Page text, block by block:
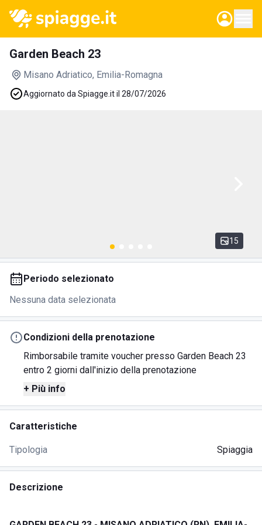
Garden Beach 23
Misano Adriatico, Emilia-Romagna
Aggiornato da Spiagge.it il 28/07/2026
15
Periodo selezionato
Nessuna data selezionata
Condizioni della prenotazione
Rimborsabile tramite voucher presso Garden Beach 23
entro 2 giorni dall'inizio della prenotazione
+ Più info
Caratteristiche
Tipologia Spiaggia
Descrizione